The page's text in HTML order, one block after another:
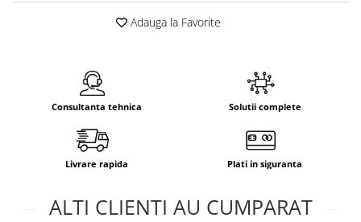
Adauga la Favorite
Consultanta tehnica Solutii complete
Livrare rapida Plati in siguranta
ALTI CLIENTI AU CUMPARAT